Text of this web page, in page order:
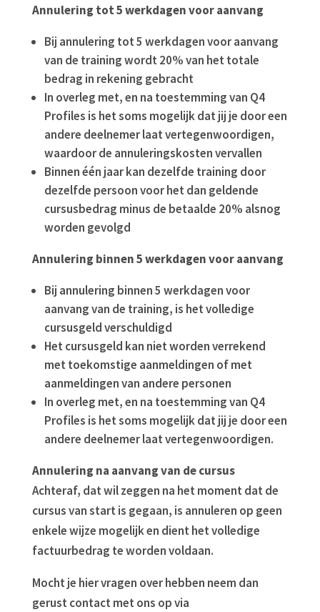
Annulering tot 5 werkdagen voor aanvang
Bij annulering tot 5 werkdagen voor aanvang
van de training wordt 20% van het totale
bedrag in rekening gebracht
In overleg met, en na toestemming van Q4
Profiles is het soms mogelijk dat jij je door een
andere deelnemer laat vertegenwoordigen,
waardoor de annuleringskosten vervallen
Binnen één jaar kan dezelfde training door
dezelfde persoon voor het dan geldende
cursusbedrag minus de betaalde 20% alsnog
worden gevolgd
Annulering binnen 5 werkdagen voor aanvang
Bij annulering binnen 5 werkdagen voor
aanvang van de training, is het volledige
cursusgeld verschuldigd
Het cursusgeld kan niet worden verrekend
met toekomstige aanmeldingen of met
aanmeldingen van andere personen
In overleg met, en na toestemming van Q4
Profiles is het soms mogelijk dat jij je door een
andere deelnemer laat vertegenwoordigen.
Annulering na aanvang van de cursus
Achteraf, dat wil zeggen na het moment dat de
cursus van start is gegaan, is annuleren op geen
enkele wijze mogelijk en dient het volledige
factuurbedrag te worden voldaan.
Mocht je hier vragen over hebben neem dan
gerust contact met ons op via